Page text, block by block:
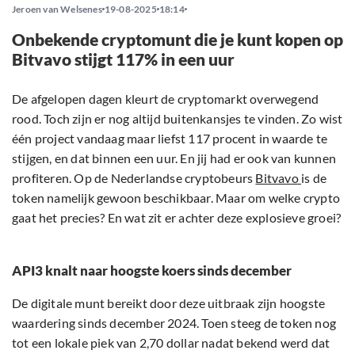
Jeroen van Welsenes 19-08-2025 18:14
Onbekende cryptomunt die je kunt kopen op
Bitvavo stijgt 117% in een uur
De afgelopen dagen kleurt de cryptomarkt overwegend
rood. Toch zijn er nog altijd buitenkansjes te vinden. Zo wist
één project vandaag maar liefst 117 procent in waarde te
stijgen, en dat binnen een uur. En jij had er ook van kunnen
profiteren. Op de Nederlandse cryptobeurs Bitvavo is de
token namelijk gewoon beschikbaar. Maar om welke crypto
gaat het precies? En wat zit er achter deze explosieve groei?
API3 knalt naar hoogste koers sinds december
De digitale munt bereikt door deze uitbraak zijn hoogste
waardering sinds december 2024. Toen steeg de token nog
tot een lokale piek van 2,70 dollar nadat bekend werd dat